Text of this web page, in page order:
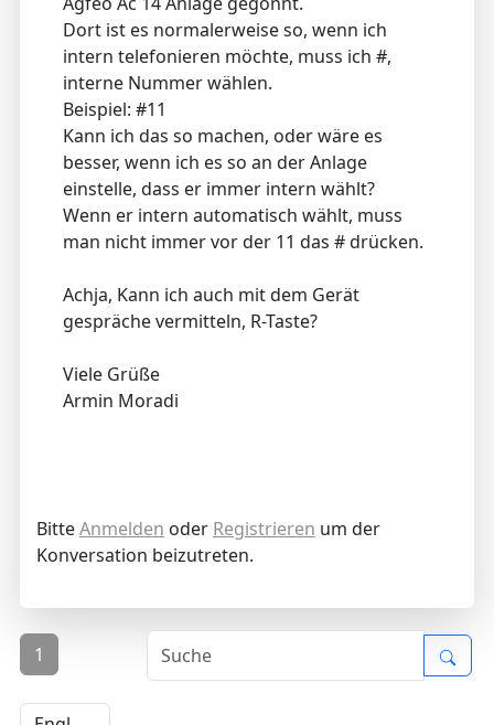
Dort ist es normalerweise so, wenn ich
intern telefonieren möchte, muss ich #,
interne Nummer wählen.
Beispiel: #11
Kann ich das so machen, oder wäre es
besser, wenn ich es so an der Anlage
einstelle, dass er immer intern wählt?
Wenn er intern automatisch wählt, muss
man nicht immer vor der 11 das # drücken.
Achja, Kann ich auch mit dem Gerät
gespräche vermitteln, R-Taste?
Viele Grüße
Armin Moradi
BitteAnmelden oder Registrieren um der
Konversation beizutreten.
1